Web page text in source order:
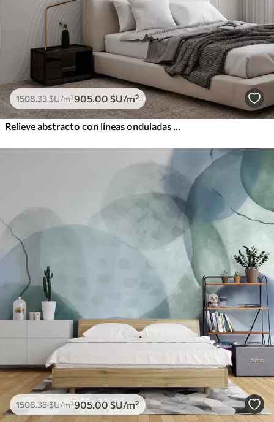
1508.33$U/m²905.00 $U/m²
Relieve abstracto con líneas onduladas y fluidas
1508.33$U/m²905.00 $U/m²